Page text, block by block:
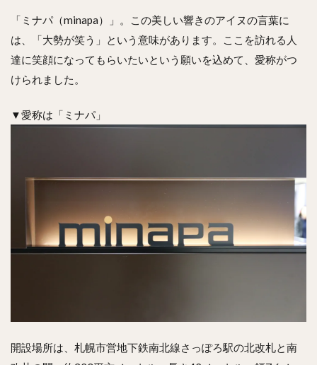
「ミナパ（minapa）」。この美しい響きのアイヌの言葉に
は、「大勢が笑う」という意味があります。ここを訪れる人
達に笑顔になってもらいたいという願いを込めて、愛称がつ
けられました。
▼愛称は「ミナパ」
開設場所は、札幌市営地下鉄南北線さっぽろ駅の北改札と南